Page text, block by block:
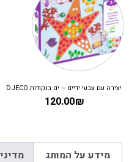
יצירה עם צבעי ידיים – ים בנקודות DJECO
120.00₪
מידע על המותג